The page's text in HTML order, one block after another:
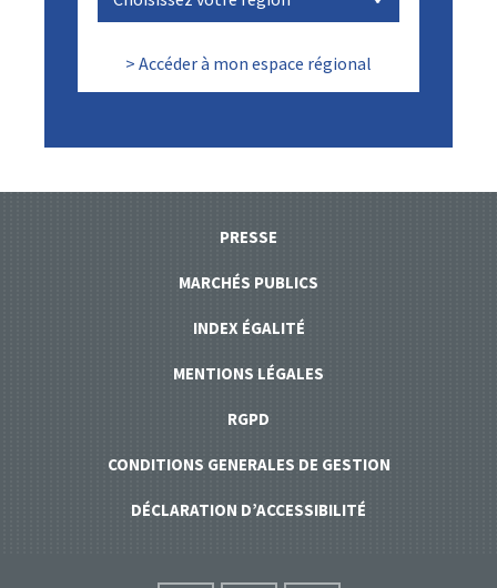
> Accéder à mon espace régional
PRESSE
MARCHÉS PUBLICS
INDEX ÉGALITÉ
MENTIONS LÉGALES
RGPD
CONDITIONS GENERALES DE GESTION
DÉCLARATION D’ACCESSIBILITÉ